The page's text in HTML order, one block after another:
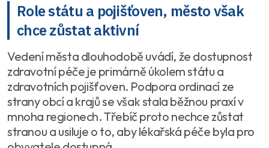
Role státu a pojišťoven, město však
chce zůstat aktivní
Vedení města dlouhodobě uvádí, že dostupnost
zdravotní péče je primárně úkolem státu a
zdravotních pojišťoven. Podpora ordinací ze
strany obcí a krajů se však stala běžnou praxí v
mnoha regionech. Třebíč proto nechce zůstat
stranou a usiluje o to, aby lékařská péče byla pro